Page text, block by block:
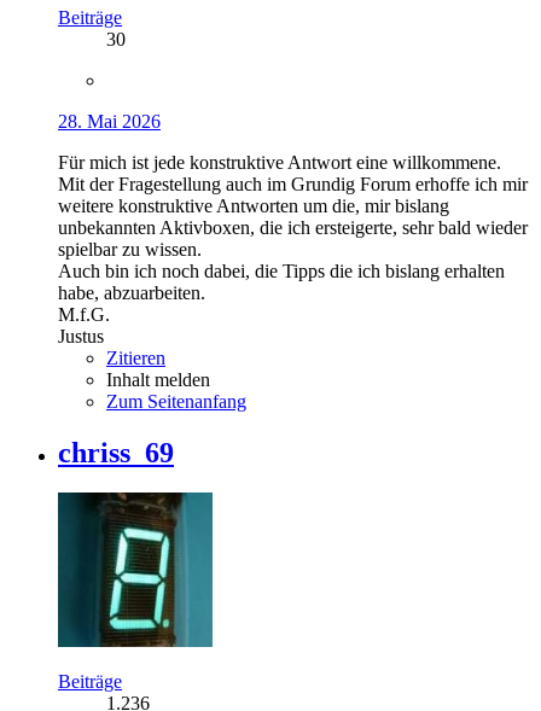
Beiträge
30
28. Mai 2026
Für mich ist jede konstruktive Antwort eine willkommene.
Mit der Fragestellung auch im Grundig Forum erhoffe ich mir
weitere konstruktive Antworten um die, mir bislang
unbekannten Aktivboxen, die ich ersteigerte, sehr bald wieder
spielbar zu wissen.
Auch bin ich noch dabei, die Tipps die ich bislang erhalten
habe, abzuarbeiten.
M.f.G.
Justus
Zitieren
Inhalt melden
Zum Seitenanfang
chriss_69
Beiträge
1.236